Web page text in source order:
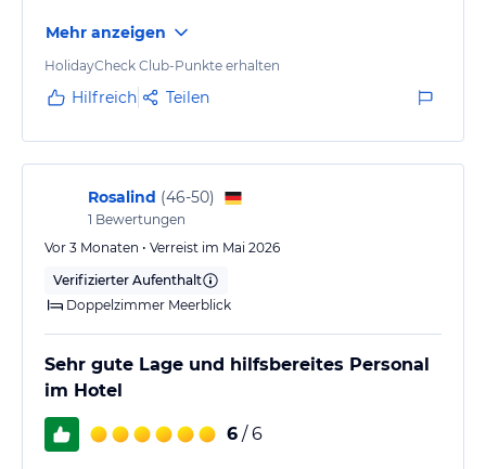
Mehr anzeigen
HolidayCheck Club-Punkte erhalten
Hilfreich Teilen
Rosalind (46-50)
1 Bewertungen
Vor 3 Monaten • Verreist im Mai 2026
Verifizierter Aufenthalt
Doppelzimmer Meerblick
Sehr gute Lage und hilfsbereites Personal
im Hotel
6 / 6